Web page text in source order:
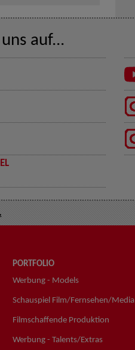
auf...
PORTFOLIO
Werbung - Models
Schauspiel Film/Fernsehen/Media
Filmschaffende Produktion
Werbung - Talents/Extras